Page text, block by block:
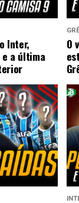
Inter,
a última
O